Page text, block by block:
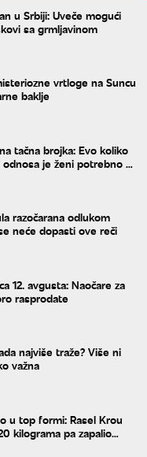
u Srbiji: Uveče mogući
sa grmljavinom
vrtloge na Suncu
baklje
tačna brojka: Evo koliko
je ženi potrebno da
razočarana odlukom
neće dopasti ove reči
12. avgusta: Naočare za
rasprodate
najviše traže? Više ni
važna
u top formi: Rasel Krou
kilograma pa zapalio